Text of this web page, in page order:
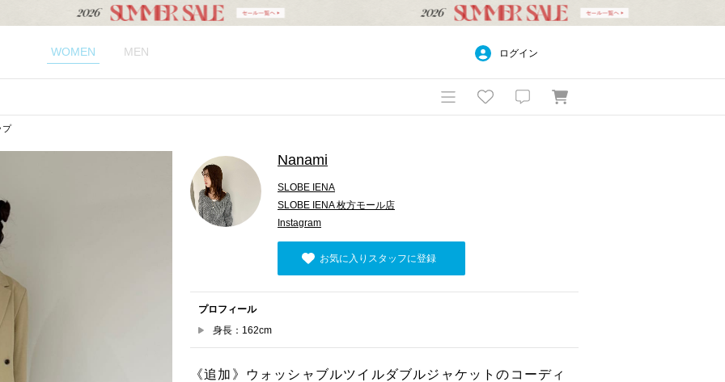
WOMEN MEN ログイン
プ
Nanami
SLOBE IENA
SLOBE IENA 枚方モール店
Instagram
お気に入りスタッフに登録
プロフィール
身長：162cm
《追加》ウォッシャブルツイルダブルジャケットのコーディ